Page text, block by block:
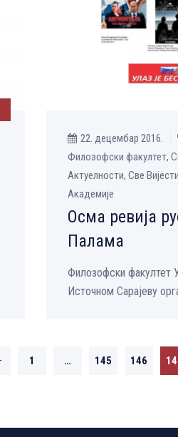
22. децембар 2016.
Филозофски факултет,
Aктуелности, Све
Академије
Осма ревија
Палама
Филозофски факултет
Источном Сарајеву
1 … 145 146